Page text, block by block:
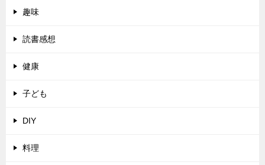
趣味
読書感想
健康
子ども
DIY
料理